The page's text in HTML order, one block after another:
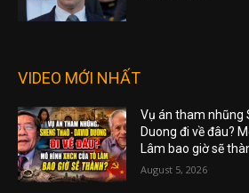
VIDEO MỚI NHẤT
Vụ án tham nhũng
Duong đi về đâu?
Lâm bao giờ sẽ
August 5, 2026